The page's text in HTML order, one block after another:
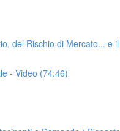
del Rischio di Mercato... e
- Video (74:46)